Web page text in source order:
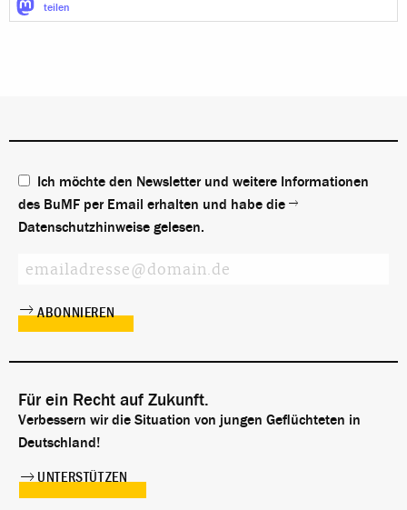
teilen
Ich möchte den Newsletter und weitere Informationen
des BuMF per Email erhalten und habe die
Datenschutzhinweise gelesen.
Für ein Recht auf Zukunft.
Verbessern wir die Situation von jungen Geflüchteten in
Deutschland!
UNTERSTÜTZEN